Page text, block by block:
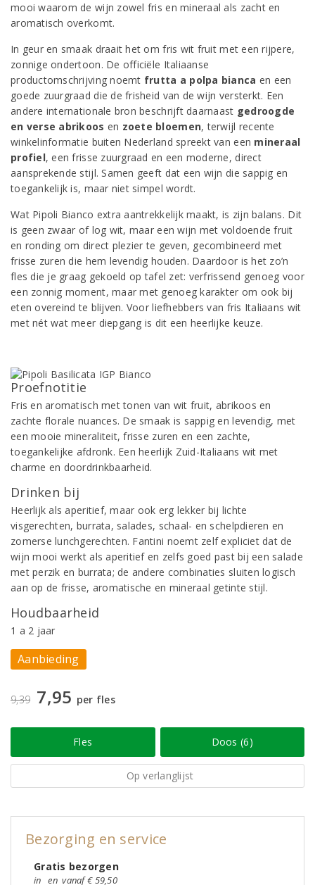
mooi waarom de wijn zowel fris en mineraal als zacht en
aromatisch overkomt.
In geur en smaak draait het om fris wit fruit met een rijpere,
zonnige ondertoon. De officiële Italiaanse
productomschrijving noemt frutta a polpa bianca en een
goede zuurgraad die de frisheid van de wijn versterkt. Een
andere internationale bron beschrijft daarnaast gedroogde
en verse abrikoos en zoete bloemen, terwijl recente
winkelinformatie buiten Nederland spreekt van een mineraal
profiel, een frisse zuurgraad en een moderne, direct
aansprekende stijl. Samen geeft dat een wijn die sappig en
toegankelijk is, maar niet simpel wordt.
Wat Pipoli Bianco extra aantrekkelijk maakt, is zijn balans. Dit
is geen zwaar of log wit, maar een wijn met voldoende fruit
en ronding om direct plezier te geven, gecombineerd met
frisse zuren die hem levendig houden. Daardoor is het zo’n
fles die je graag gekoeld op tafel zet: verfrissend genoeg voor
een zonnig moment, maar met genoeg karakter om ook bij
eten overeind te blijven. Voor liefhebbers van fris Italiaans wit
met nét wat meer diepgang is dit een heerlijke keuze.
Proefnotitie
Fris en aromatisch met tonen van wit fruit, abrikoos en
zachte florale nuances. De smaak is sappig en levendig, met
een mooie mineraliteit, frisse zuren en een zachte,
toegankelijke afdronk. Een heerlijk Zuid-Italiaans wit met
charme en doordrinkbaarheid.
Drinken bij
Heerlijk als aperitief, maar ook erg lekker bij lichte
visgerechten, burrata, salades, schaal- en schelpdieren en
zomerse lunchgerechten. Fantini noemt zelf expliciet dat de
wijn mooi werkt als aperitief en zelfs goed past bij een salade
met perzik en burrata; de andere combinaties sluiten logisch
aan op de frisse, aromatische en mineraal getinte stijl.
Houdbaarheid
1 a 2 jaar
Aanbieding
9,39 7,95 per fles
Fles Doos (6)
Op verlanglijst
Bezorging en service
Gratis bezorgen
in en vanaf € 59,50